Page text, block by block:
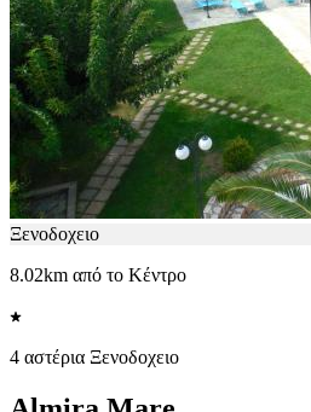
Ξενοδοχειο
8.02km από το Κέντρο
4 αστέρια Ξενοδοχειο